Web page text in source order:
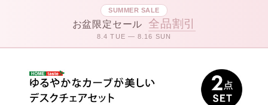
SUMMER SALE
お盆限定セール 全品割引
8.4 TUE — 8.16 SUN